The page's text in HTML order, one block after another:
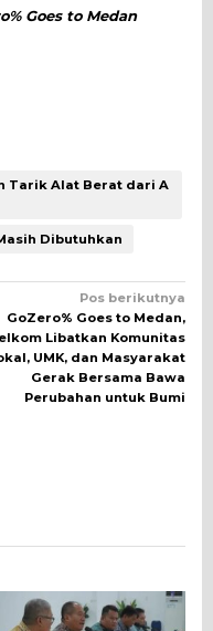
Goes to Medan
Tarik Alat Berat dari A
Dibutuhkan
Pos berikutnya
GoZero% Goes to Medan,
Libatkan Komunitas
UMK, dan Masyarakat
Gerak Bersama Bawa
Perubahan untuk Bumi